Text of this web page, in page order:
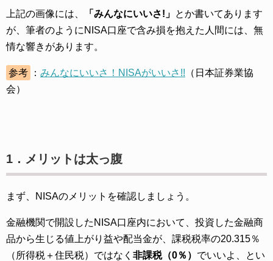
上記の画像には、 「みんなにいいさ!」 とか書いてあります
が、筆者のようにNISA口座で含み損を抱えた人間には、無
情な響きがあります。
参考 ： みんなにいいさ！NISAがいいさ!! （日本証券業協
会）
1．メリットは太っ腹
まず、NISAのメリットを確認しましょう。
金融機関で開設したNISA口座内において、投資した金融商
品から生じる値上がり益や配当金が、課税税率の20.315％
（所得税＋住民税）ではなく 非課税（0％） でいいよ、とい